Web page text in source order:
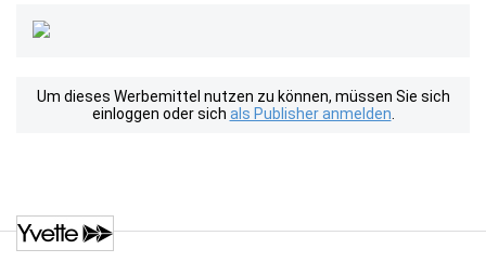
Um dieses Werbemittel nutzen zu können, müssen Sie sich
einloggen oder sich als Publisher anmelden